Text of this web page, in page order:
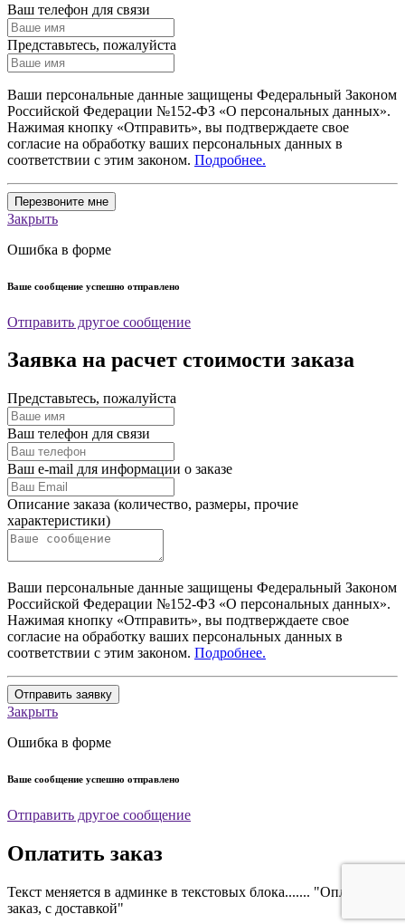
Ваш телефон для связи
Представьтесь, пожалуйста
Ваши персональные данные защищены Федеральный Законом
Российской Федерации №152-ФЗ «О персональных данных».
Нажимая кнопку «Отправить», вы подтверждаете свое
согласие на обработку ваших персональных данных в
соответствии с этим законом. Подробнее.
Перезвоните мне
Закрыть
Ошибка в форме
Ваше сообщение успешно отправлено
Отправить другое сообщение
Заявка на расчет стоимости заказа
Представьтесь, пожалуйста
Ваш телефон для связи
Ваш e-mail для информации о заказе
Описание заказа (количество, размеры, прочие
характеристики)
Ваши персональные данные защищены Федеральный Законом
Российской Федерации №152-ФЗ «О персональных данных».
Нажимая кнопку «Отправить», вы подтверждаете свое
согласие на обработку ваших персональных данных в
соответствии с этим законом. Подробнее.
Отправить заявку
Закрыть
Ошибка в форме
Ваше сообщение успешно отправлено
Отправить другое сообщение
Оплатить заказ
Текст меняется в админке в текстовых блока....... "Оплатить
заказ, с доставкой"